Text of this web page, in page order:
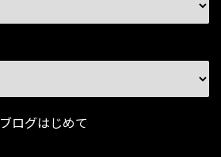
ブログはじめて